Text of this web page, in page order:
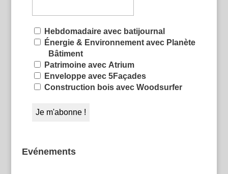
Hebdomadaire avec batijournal
Énergie & Environnement avec Planète
Bâtiment
Patrimoine avec Atrium
Enveloppe avec 5Façades
Construction bois avec Woodsurfer
Evénements